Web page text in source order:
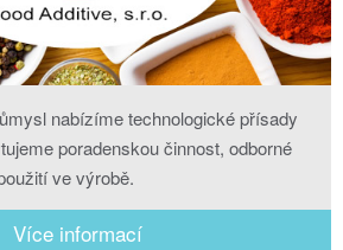
nabízíme technologické přísady
poradenskou činnost, odborné
ve výrobě.
Více informací